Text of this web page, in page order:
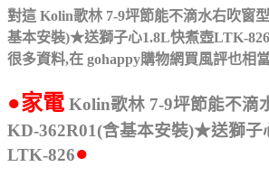
對這 Kolin歌林 7-9坪節能不滴水右吹窗
基本安裝)★送獅子心1.8L快煮壺LTK-
很多資料,在 gohappy購物網買風評也相
●家電 Kolin歌林 7-9坪節能不滴
KD-362R01(含基本安裝)★送獅子
LTK-826●